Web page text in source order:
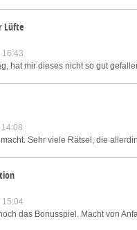
Lüfte
16:43
hat mir dieses nicht so gut
Sehr viele Rätsel, die
15:04
das Bonusspiel. Macht von